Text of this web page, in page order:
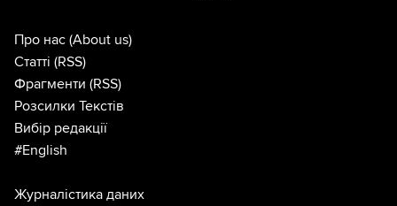
Про нас (About us)
Статті (RSS)
Фрагменти (RSS)
Розсилки Текстів
Вибір редакції
#English
Журналістика даних